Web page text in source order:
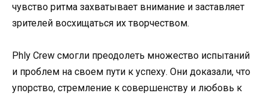
чувство ритма захватывает внимание и заставляет
зрителей восхищаться их творчеством.
Phly Crew смогли преодолеть множество испытаний
и проблем на своем пути к успеху. Они доказали, что
упорство, стремление к совершенству и любовь к